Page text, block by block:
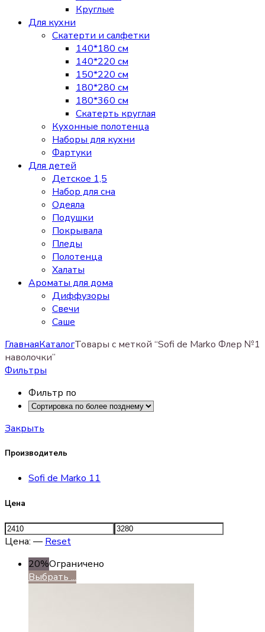
Круглые
Для кухни
Скатерти и салфетки
140*180 см
140*220 см
150*220 см
180*280 см
180*360 см
Скатерть круглая
Кухонные полотенца
Наборы для кухни
Фартуки
Для детей
Детское 1,5
Набор для сна
Одеяла
Подушки
Покрывала
Пледы
Полотенца
Халаты
Ароматы для дома
Диффузоры
Свечи
Cаше
ГлавнаяКаталогТовары с меткой “Sofi de Marko Флер №1
наволочки”
Фильтры
Фильтр по
Закрыть
Производитель
Sofi de Marko 11
Цена
Цена: — Reset
20%Ограничено
Выбрать ...